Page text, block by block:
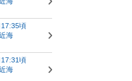
頃
海
頃
海